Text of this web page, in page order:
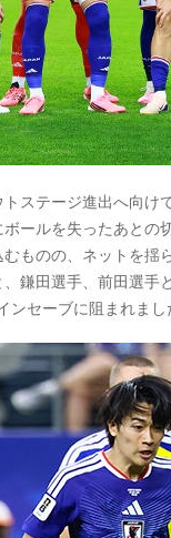
ステージ進出へ向
ールを失ったあと
ものの、ネットを
鎌田選手、前田選
セーブに阻まれまし